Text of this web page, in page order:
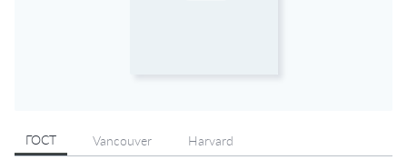
ГОСТ Vancouver Harvard